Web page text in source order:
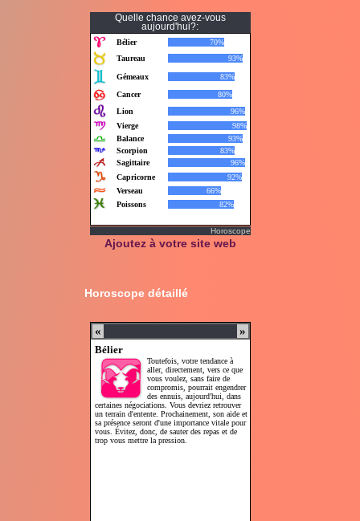
Quelle chance avez-vous
aujourd'hui?:
Horoscope
Ajoutez à votre site web
Horoscope détaillé